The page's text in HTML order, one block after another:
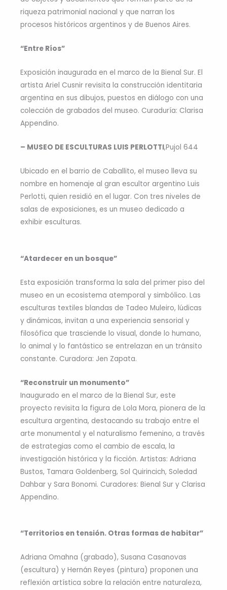
riqueza patrimonial nacional y que narran los
procesos históricos argentinos y de Buenos Aires.
“Entre Ríos”
Exposición inaugurada en el marco de la Bienal Sur. El
artista Ariel Cusnir revisita la construcción identitaria
argentina en sus dibujos, puestos en diálogo con una
colección de grabados del museo. Curaduría: Clarisa
Appendino.
– MUSEO DE ESCULTURAS LUIS PERLOTTI,Pujol 644
Ubicado en el barrio de Caballito, el museo lleva su
nombre en homenaje al gran escultor argentino Luis
Perlotti, quien residió en el lugar. Con tres niveles de
salas de exposiciones, es un museo dedicado a
exhibir esculturas.
“Atardecer en un bosque”
Esta exposición transforma la sala del primer piso del
museo en un ecosistema atemporal y simbólico. Las
esculturas textiles blandas de Tadeo Muleiro, lúdicas
y dinámicas, invitan a una experiencia sensorial y
filosófica que trasciende lo visual, donde lo humano,
lo animal y lo fantástico se entrelazan en un tránsito
constante. Curadora: Jen Zapata.
“Reconstruir un monumento”
Inaugurado en el marco de la Bienal Sur, este
proyecto revisita la figura de Lola Mora, pionera de la
escultura argentina, destacando su trabajo entre el
arte monumental y el naturalismo femenino, a través
de estrategias como el cambio de escala, la
investigación histórica y la ficción. Artistas: Adriana
Bustos, Tamara Goldenberg, Sol Quirincich, Soledad
Dahbar y Sara Bonomi. Curadores: Bienal Sur y Clarisa
Appendino.
“Territorios en tensión. Otras formas de habitar”
Adriana Omahna (grabado), Susana Casanovas
(escultura) y Hernán Reyes (pintura) proponen una
reflexión artística sobre la relación entre naturaleza,